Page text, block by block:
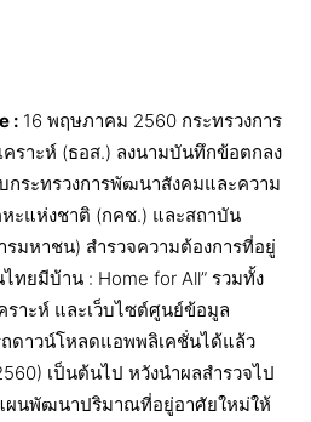
: 16 พฤษภาคม 2560 กระทรวงการ
คราะห์ (ธอส.) ลงนามบันทึกข้อตกลง
กระทรวงการพัฒนาสังคมและความ
ะแห่งชาติ (กคช.) และสถาบัน
มหาชน) สำรวจความต้องการที่อยู่
ทยมีบ้าน : Home for All” รวมทั้ง
ราะห์ และเว็บไซต์ศูนย์ข้อมูล
ดาวน์โหลดแอพพลิเคชั่นได้แล้ว
เป็นต้นไป หวังนำผลสำรวจไป
ผนพัฒนาปริมาณที่อยู่อาศัยใหม่ให้